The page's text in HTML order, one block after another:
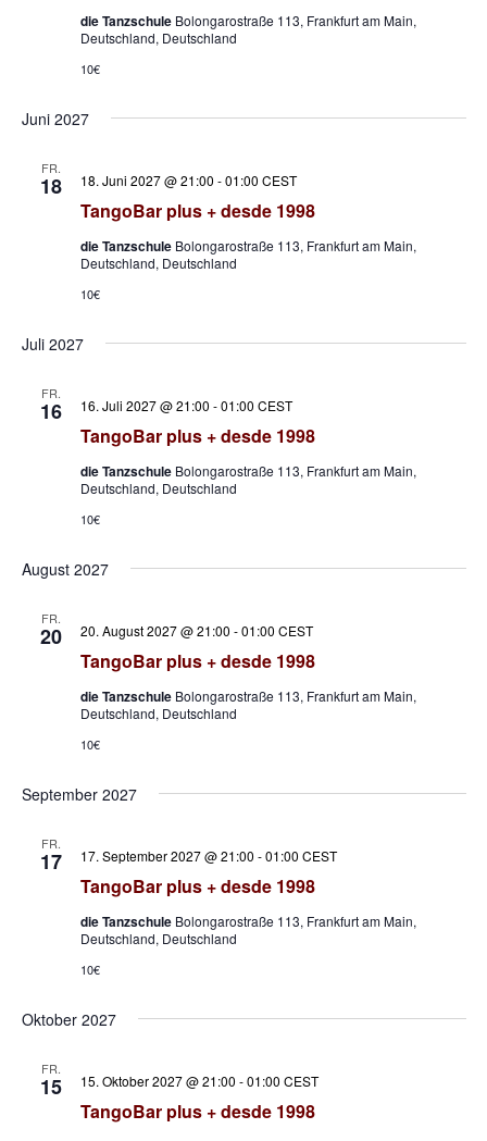
die Tanzschule Bolongarostraße 113, Frankfurt am Main,
Deutschland, Deutschland
10€
Juni 2027
FR.
18
TangoBar plus + desde 1998
18. Juni 2027 @ 21:00 -01:00 CEST
die Tanzschule Bolongarostraße 113, Frankfurt am Main,
Deutschland, Deutschland
10€
Juli 2027
FR.
16
TangoBar plus + desde 1998
16. Juli 2027 @ 21:00 -01:00 CEST
die Tanzschule Bolongarostraße 113, Frankfurt am Main,
Deutschland, Deutschland
10€
August 2027
FR.
20
TangoBar plus + desde 1998
20. August 2027 @ 21:00 -01:00 CEST
die Tanzschule Bolongarostraße 113, Frankfurt am Main,
Deutschland, Deutschland
10€
September 2027
FR.
17
TangoBar plus + desde 1998
17. September 2027 @ 21:00 -01:00 CEST
die Tanzschule Bolongarostraße 113, Frankfurt am Main,
Deutschland, Deutschland
10€
Oktober 2027
FR.
15
TangoBar plus + desde 1998
15. Oktober 2027 @ 21:00 -01:00 CEST